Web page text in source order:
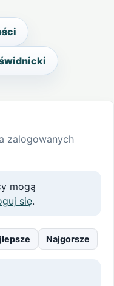
zalogowanych
mogą
się.
Najgorsze